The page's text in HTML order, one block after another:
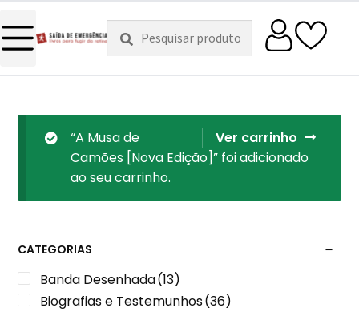
Pesquisar
por:
Pesquisa
Ver carrinho
“A Musa de
Camões [Nova Edição]” foi adicionado
ao seu carrinho.
CATEGORIAS
Banda Desenhada(13)
Biografias e Testemunhos(36)